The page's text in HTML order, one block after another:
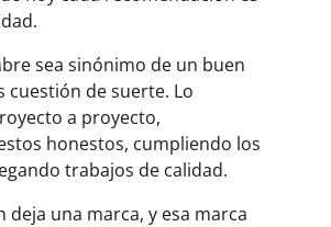
sea sinónimo de un buen
cuestión de suerte. Lo
a proyecto,
honestos, cumpliendo los
trabajos de calidad.
deja una marca, y esa marca